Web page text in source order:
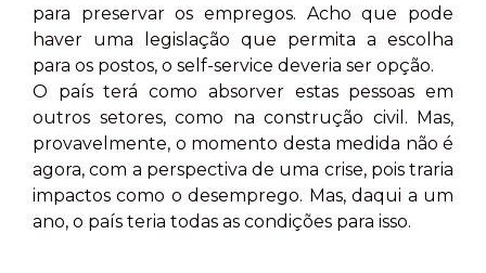
para preservar os empregos. Acho que pode
haver uma legislação que permita a escolha
para os postos, o self-service deveria ser opção.
O país terá como absorver estas pessoas em
outros setores, como na construção civil. Mas,
provavelmente, o momento desta medida não é
agora, com a perspectiva de uma crise, pois traria
impactos como o desemprego. Mas, daqui a um
ano, o país teria todas as condições para isso.